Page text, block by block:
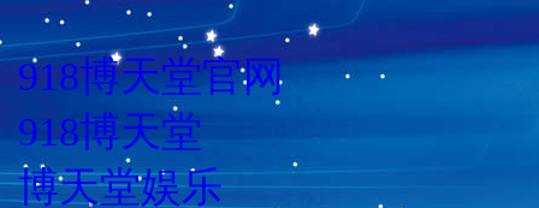
918博天堂官网
918博天堂
博天堂娱乐